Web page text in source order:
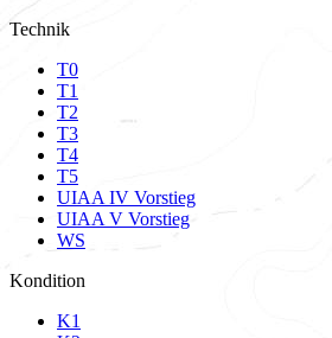
Technik
T0
T1
T2
T3
T4
T5
UIAA IV Vorstieg
UIAA V Vorstieg
WS
Kondition
K1